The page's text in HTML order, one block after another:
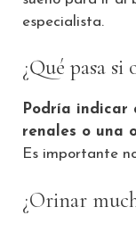
especialista.
¿Qué pasa
Podría indicar
renales o una
Es importante
¿Orinar